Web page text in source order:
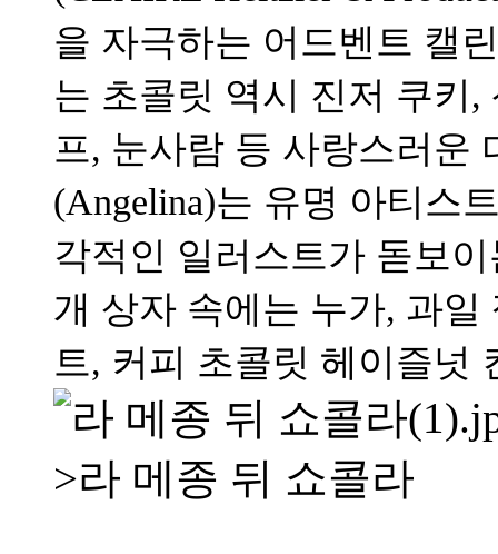
을 자극하는 어드벤트 캘
는 초콜릿 역시 진저 쿠키
프, 눈사람 등 사랑스러운
(Angelina)는 유명 아티스
각적인 일러스트가 돋보
개 상자 속에는 누가, 과
트, 커피 초콜릿 헤이즐넛
>라 메종 뒤 쇼콜라